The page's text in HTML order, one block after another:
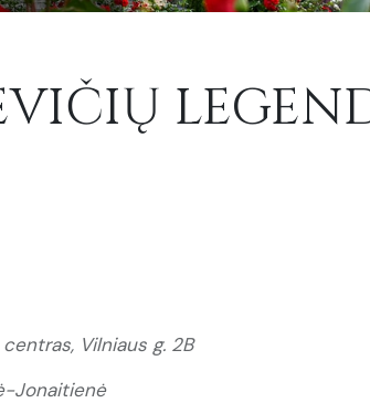
Vilniaus g. 2B
Jonaitienė